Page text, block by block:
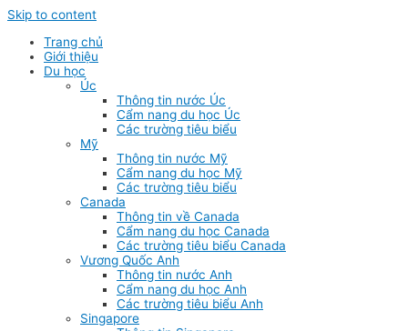
Skip to content
Trang chủ
Giới thiệu
Du học
Úc
Thông tin nước Úc
Cẩm nang du học Úc
Các trường tiêu biểu
Mỹ
Thông tin nước Mỹ
Cẩm nang du học Mỹ
Các trường tiêu biểu
Canada
Thông tin về Canada
Cẩm nang du học Canada
Các trường tiêu biểu Canada
Vương Quốc Anh
Thông tin nước Anh
Cẩm nang du học Anh
Các trường tiêu biểu Anh
Singapore